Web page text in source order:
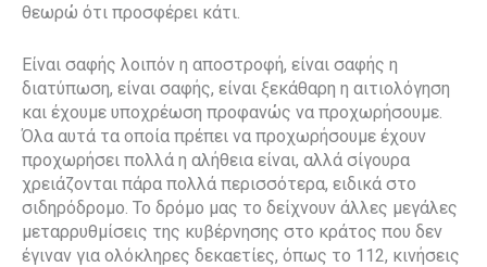
θεωρώ ότι προσφέρει κάτι.
Είναι σαφής λοιπόν η αποστροφή, είναι σαφής η
διατύπωση, είναι σαφής, είναι ξεκάθαρη η αιτιολόγηση
και έχουμε υποχρέωση προφανώς να προχωρήσουμε.
Όλα αυτά τα οποία πρέπει να προχωρήσουμε έχουν
προχωρήσει πολλά η αλήθεια είναι, αλλά σίγουρα
χρειάζονται πάρα πολλά περισσότερα, ειδικά στο
σιδηρόδρομο. Το δρόμο μας το δείχνουν άλλες μεγάλες
μεταρρυθμίσεις της κυβέρνησης στο κράτος που δεν
έγιναν για ολόκληρες δεκαετίες, όπως το 112, κινήσεις